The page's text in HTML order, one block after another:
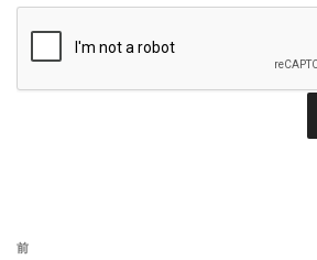
投
前
前